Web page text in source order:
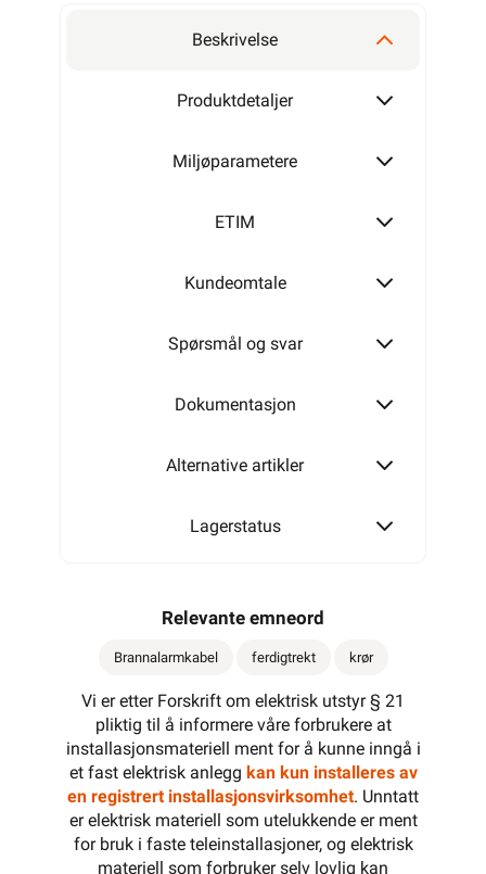
Beskrivelse
Produktdetaljer
Miljøparametere
ETIM
Kundeomtale
Spørsmål og svar
Dokumentasjon
Alternative artikler
Lagerstatus
Relevante emneord
Brannalarmkabel ferdigtrekt krør
Vi er etter Forskrift om elektrisk utstyr § 21
pliktig til å informere våre forbrukere at
installasjonsmateriell ment for å kunne inngå i
et fast elektrisk anlegg kan kun installeres av
en registrert installasjonsvirksomhet. Unntatt
er elektrisk materiell som utelukkende er ment
for bruk i faste teleinstallasjoner, og elektrisk
materiell som forbruker selv lovlig kan